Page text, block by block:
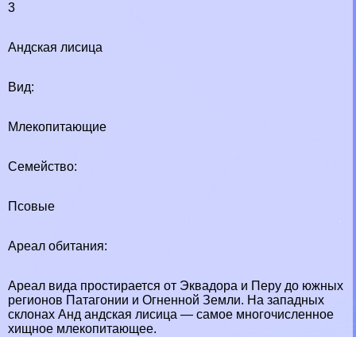
3
Андская лисица
Вид:
Млекопитающие
Семейство:
Псовые
Ареал обитания:
Ареал вида простирается от Эквадора и Перу до южных
регионов Патагонии и Огненной Земли. На западных
склонах Анд андская лисица — самое многочисленное
хищное млекопитающее.